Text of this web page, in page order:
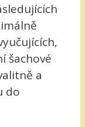
šachové
a
do